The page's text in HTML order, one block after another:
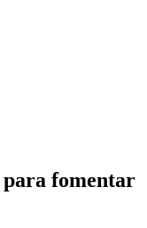
para fomentar